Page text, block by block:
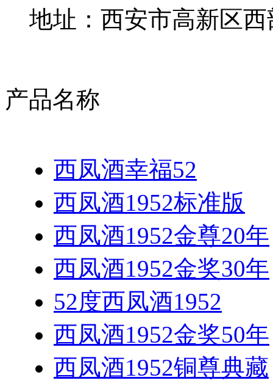
地址：西安市高新区西
产品名称
西凤酒幸福52
西凤酒1952标准版
西凤酒1952金尊20年
西凤酒1952金奖30年
52度西凤酒1952
西凤酒1952金奖50年
西凤酒1952铜尊典藏